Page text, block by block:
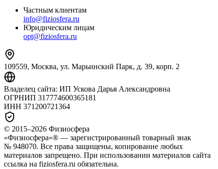
Частным клиентам
info@fiziosfera.ru
Юридическим лицам
opt@fiziosfera.ru
109559, Москва, ул. Марьинский Парк, д. 39, корп. 2
Владелец сайта: ИП Ускова Дарья Александровна
ОГРНИП 317774600365181
ИНН 371200721364
© 2015–2026 Физиосфера
«Физиосфера»® — зарегистрированный товарный знак
№ 948070. Все права защищены, копирование любых
материалов запрещено. При использовании материалов сайта
ссылка на fiziosfera.ru обязательна.